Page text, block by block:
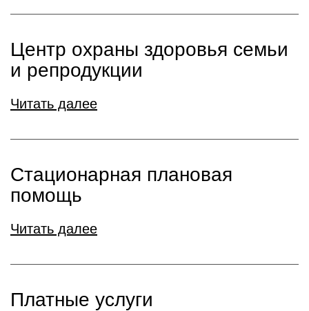
Центр охраны здоровья семьи
и репродукции
Читать далее
Стационарная плановая
помощь
Читать далее
Платные услуги